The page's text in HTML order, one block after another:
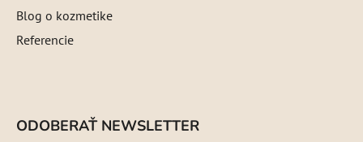
Blog o kozmetike
Referencie
ODOBERAŤ NEWSLETTER